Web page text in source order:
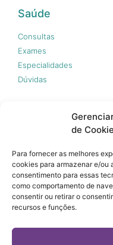
de
Para fornecer as melhores
cookies para armazenar e/ou
consentimento para essas
como comportamento de
consentir ou retirar o
recursos e funções.
Saúde
Consultas
Exames
Especialidades
Dúvidas
cobertura financeira de